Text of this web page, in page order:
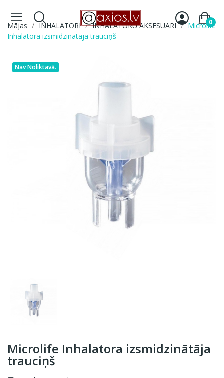
0
Mājas INHALATORI INHALATORU AKSESUĀRI
Microlife
Inhalatora izsmidzinātāja trauciņš
Nav Noliktavā.
Microlife Inhalatora izsmidzinātāja
trauciņš